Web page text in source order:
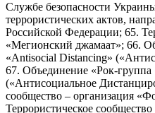
Службе безопасности
террористических актов,
Российской Федерации; 65.
«Мегионский джамаат»; 66.
«Antisocial Distancing»
67. Объединение «Рок-группа
(«Антисоциальное
сообщество – организация
Террористическое